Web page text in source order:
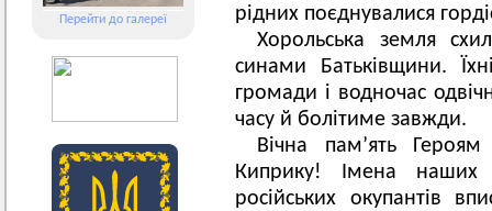
Перейти до галереї
рідних поєднувалися
Хорольська земля
синами Батьківщини.
громади і водночас
часу й болітиме завжди.
Вічна пам’ять
Киприку! Імена наших
російських окупантів